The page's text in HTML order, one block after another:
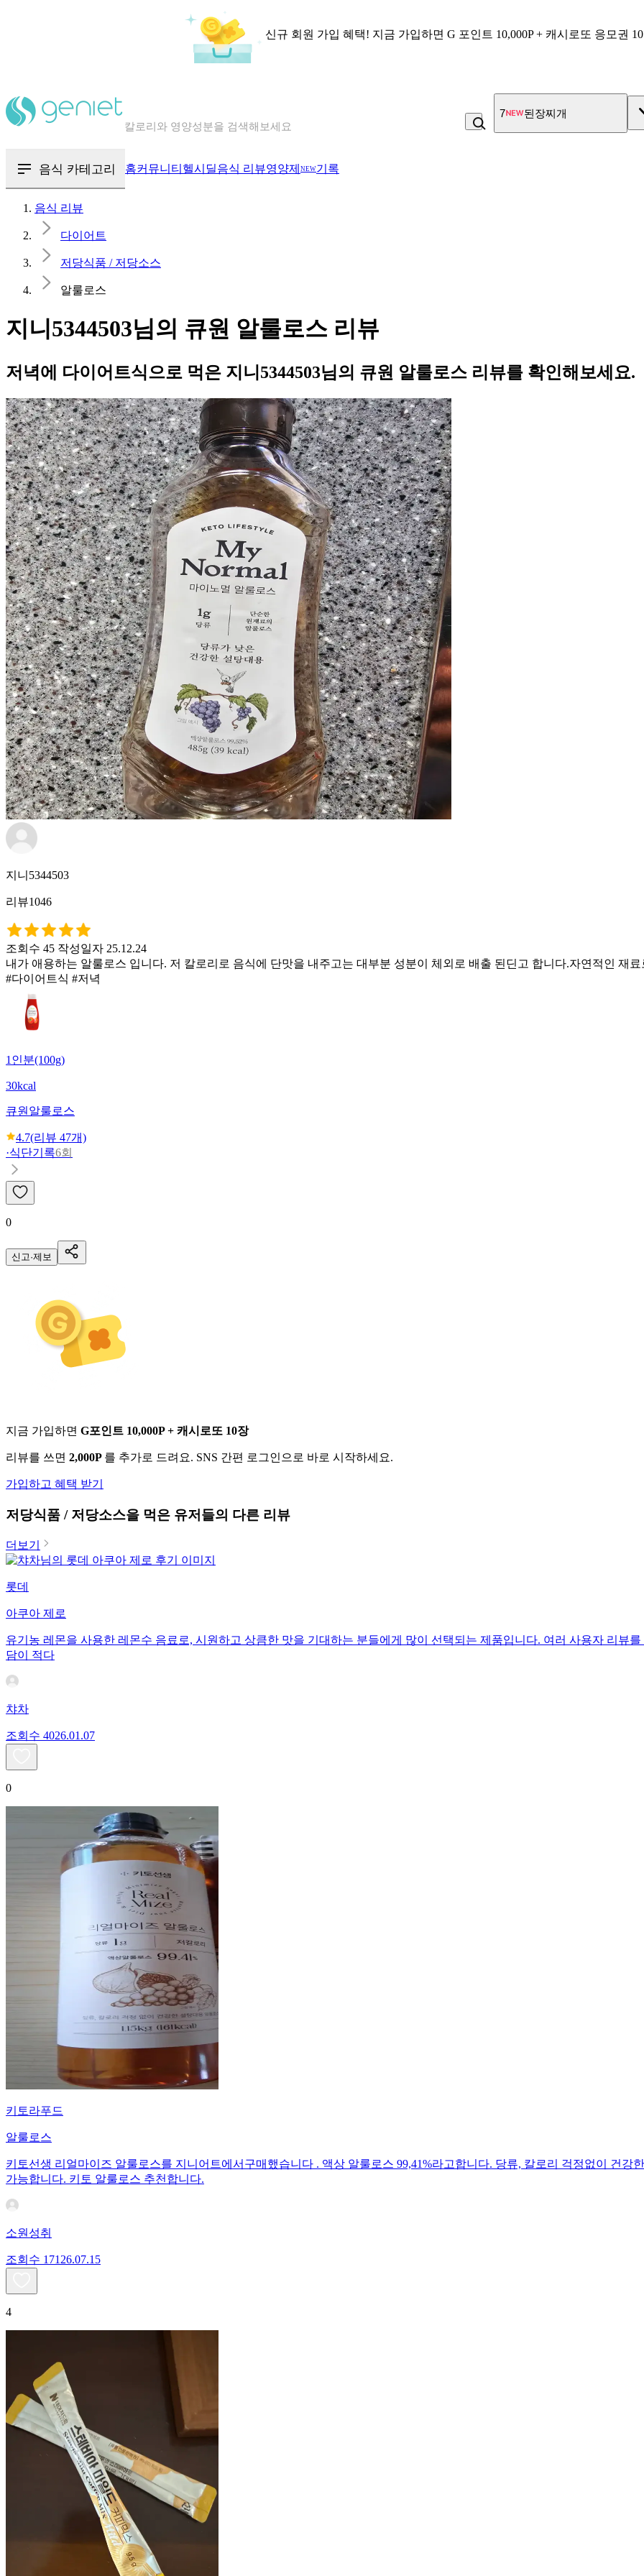
신규 회원 가입 혜택! 지금 가입하면 G 포인트 10,000P + 캐시로또 응모권
혈당 · 다이어트 음식 검색해보세요
7 된장찌개
음식 카테고리 홈커뮤니티 헬시딜음식 리뷰영양제 NEW기록
음식 리뷰
다이어트
저당식품 / 저당소스
알룰로스
지니5344503님의 큐원 알룰로스 리뷰
저녁에 다이어트식으로 먹은 지니5344503님의 큐원 알룰로스 리뷰를 확인해보세요.
지니5344503
리뷰1046
조회수 45 작성일자 25.12.24
내가 애용하는 알룰로스 입니다. 저 칼로리로 음식에 단맛을 내주고는 대부분 성분이 체외로 배출 된딘고 합니다.자연적인 재
#다이어트식 #저녁
1인분(100g)
30kcal
큐원 알룰로스
4.7(리뷰 47개)
·식단기록6회
0
신고·제보
지금 가입하면 G포인트 10,000P + 캐시로또 10장
리뷰를 쓰면 2,000P 를 추가로 드려요. SNS 간편 로그인으로 바로 시작하세요.
가입하고 혜택 받기
저당식품 / 저당소스을 먹은 유저들의 다른 리뷰
더보기
롯데
아쿠아 제로
유기농 레몬을 사용한 레몬수 음료로, 시원하고 상큼한 맛을 기대하는 분들에게 많이 선택되는 제품입니다. 여러 사용자 리뷰
담이 적다
챠차
조회수 4026.01.07
0
키토라푸드
알룰로스
키토선생 리얼마이즈 알룰로스를 지니어트에서구매했습니다 . 액상 알룰로스 99,41%라고합니다. 당류, 칼로리 걱정없이 건강
가능합니다. 키토 알룰로스 추천합니다.
소원성취
조회수 171 26.07.15
4